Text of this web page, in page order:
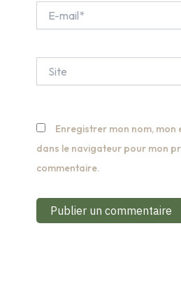
mail*
Enregistrer mon nom, mon
dans le navigateur pour mon
commentaire.